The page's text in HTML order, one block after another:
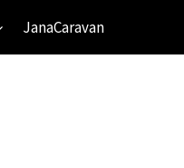
JanaCaravan